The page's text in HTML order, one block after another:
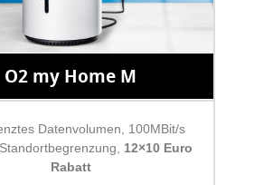
O2 my Home M
Datenvolumen, 100MBit/s
12×10 Euro
Rabatt